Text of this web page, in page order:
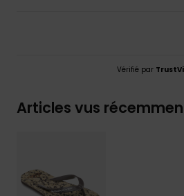
Vérifié par
Articles vus